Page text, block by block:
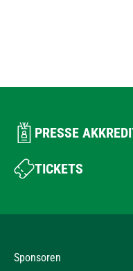
PRESSE
TICKETS
Sponsoren